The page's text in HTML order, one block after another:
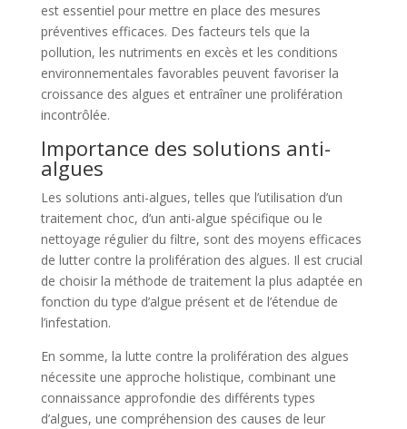
est essentiel pour mettre en place des mesures
préventives efficaces. Des facteurs tels que la
pollution, les nutriments en excès et les conditions
environnementales favorables peuvent favoriser la
croissance des algues et entraîner une prolifération
incontrôlée.
Importance des solutions anti-
algues
Les solutions anti-algues, telles que l’utilisation d’un
traitement choc, d’un anti-algue spécifique ou le
nettoyage régulier du filtre, sont des moyens efficaces
de lutter contre la prolifération des algues. Il est crucial
de choisir la méthode de traitement la plus adaptée en
fonction du type d’algue présent et de l’étendue de
l’infestation.
En somme, la lutte contre la prolifération des algues
nécessite une approche holistique, combinant une
connaissance approfondie des différents types
d’algues, une compréhension des causes de leur